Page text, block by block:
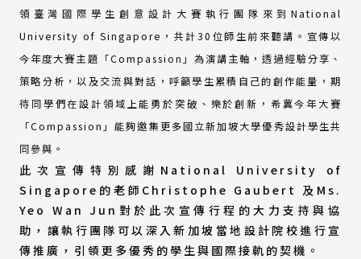
領臺灣國際學生創意設計大賽執行團隊來到National
University of Singapore，共計30位師生前來聽講。宣傳以
今年度大賽主題「Compassion」為演講主軸，透過經驗分享、
策略分析，以及交流與對話，呼籲學生累積自己的創作能量，期
待同學們在設計領域上能勇於突破、樂於創新，希冀今年大賽
「Compassion」能夠邀集更多國立新加坡大學優秀設計學生共
同參與。
此次宣傳特別感謝National University of
Singapore的老師Christophe Gaubert 及Ms.
Yeo Wan Jun對於此次宣傳行程的大力支持與協
助，讓執行團隊可以深入新加坡當地設計院校進行宣
傳推廣，引領更多優秀的學生與國際接軌的契機。